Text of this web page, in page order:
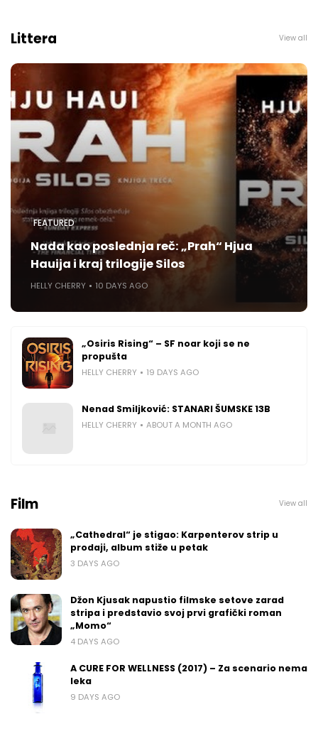
Littera View all
FEATURED
Nada kao poslednja reč: „Prah“ Hjua
Hauija i kraj trilogije Silos
HELLY CHERRY 10 DAYS AGO
„Osiris Rising“ – SF noar koji se ne
propušta
HELLY CHERRY 19 DAYS AGO
Nenad Smiljković: STANARI ŠUMSKE 13B
HELLY CHERRY ABOUT A MONTH AGO
Film View all
„Cathedral“ je stigao: Karpenterov strip u
prodaji, album stiže u petak
3 DAYS AGO
Džon Kjusak napustio filmske setove zarad
stripa i predstavio svoj prvi grafički roman
„Momo“
4 DAYS AGO
A CURE FOR WELLNESS (2017) – Za scenario nema
leka
9 DAYS AGO